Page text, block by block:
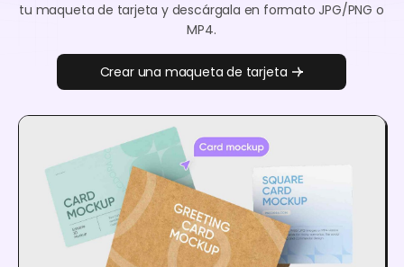
tu maqueta de tarjeta y descárgala en formato JPG/PNG o
MP4.
Crear una maqueta de tarjeta